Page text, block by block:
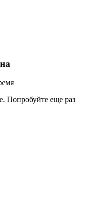
Попробуйте еще раз